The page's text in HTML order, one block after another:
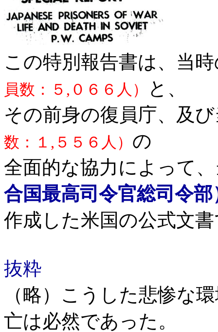
この特別報告書は、当
員数：５,０６６人）
と、
その前身の復員庁、及
数：１,５５６人） の
全面的な協力によって
合国最高司令官総司令部
作成した米国の公式文
抜粋
（略）こうした悲惨な
亡は必然であった。